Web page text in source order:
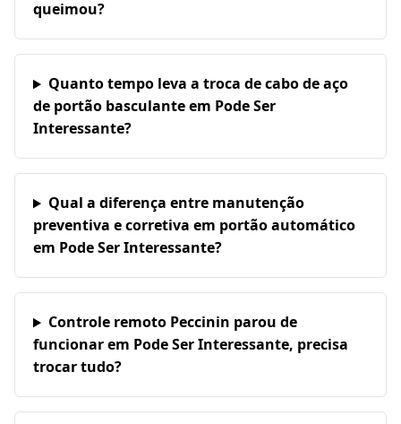
queimou?
Quanto tempo leva a troca de cabo de aço
de portão basculante em Pode Ser
Interessante?
Qual a diferença entre manutenção
preventiva e corretiva em portão automático
em Pode Ser Interessante?
Controle remoto Peccinin parou de
funcionar em Pode Ser Interessante, precisa
trocar tudo?